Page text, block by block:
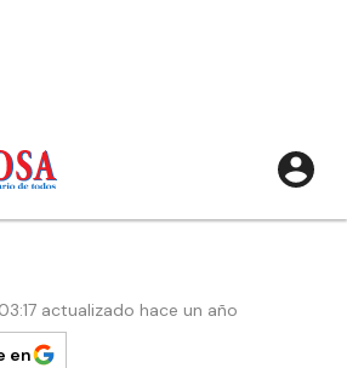
actualizado hace un año
en